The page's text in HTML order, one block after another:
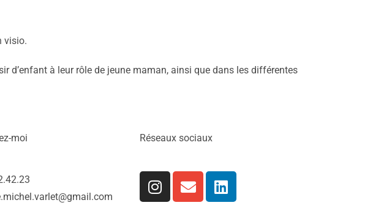
visio.
d’enfant à leur rôle de jeune maman, ainsi que dans les différentes
moi Réseaux sociaux